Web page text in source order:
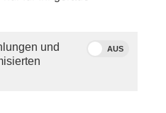
Mail.
Aufgrund der
und
AUS